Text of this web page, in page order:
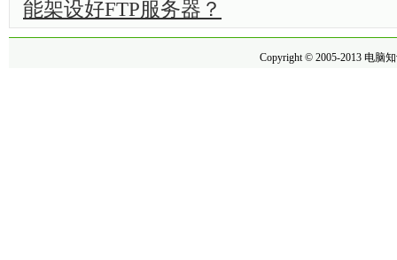
能架设好FTP服务器？
Copyright © 2005-2013 电脑